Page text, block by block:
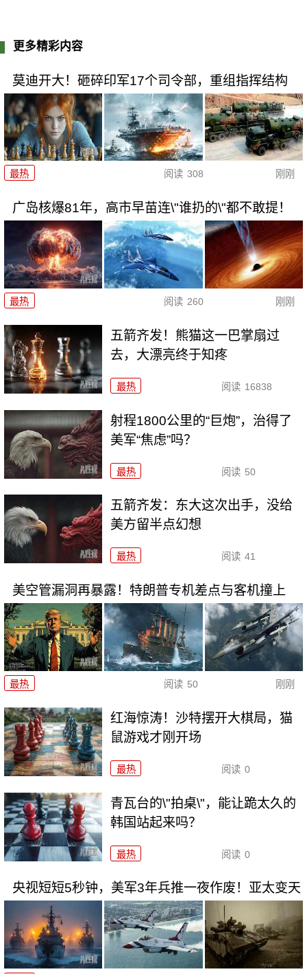
更多精彩内容
莫迪开大！砸碎印军17个司令部，重组指挥结构
最热 阅读 308 刚刚
广岛核爆81年，高市早苗连\"谁扔的\"都不敢提！
最热 阅读 260 刚刚
五箭齐发！熊猫这一巴掌扇过
去，大漂亮终于知疼
最热 阅读 16838
射程1800公里的“巨炮”，治得了
美军“焦虑”吗？
最热 阅读 50
五箭齐发：东大这次出手，没给
美方留半点幻想
最热 阅读 41
美空管漏洞再暴露！特朗普专机差点与客机撞上
最热 阅读 50 刚刚
红海惊涛！沙特摆开大棋局，猫
鼠游戏才刚开场
最热 阅读 0
青瓦台的\"拍桌\"，能让跪太久的
韩国站起来吗？
最热 阅读 0
央视短短5秒钟，美军3年兵推一夜作废！亚太变天